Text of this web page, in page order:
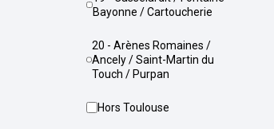
Bayonne / Cartoucherie
20 - Arènes Romaines /
Ancely / Saint-Martin du
Touch / Purpan
Hors Toulouse